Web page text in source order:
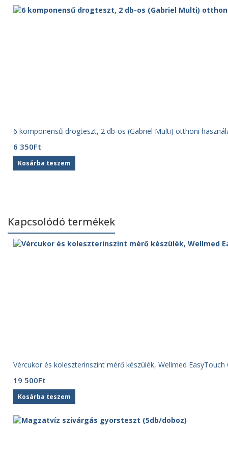
6 komponensű drogteszt, 2 db-os (Gabriel Multi) otthoni
6 350Ft
Kosárba teszem
Kapcsolódó termékek
Vércukor és koleszterinszint mérő készülék, Wellmed EasyTouch
19 500Ft
Kosárba teszem